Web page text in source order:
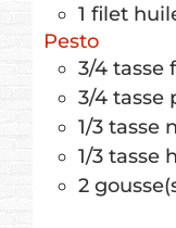
1 filet
Pesto
3/4 tasse
3/4 tasse
1/3 tasse
1/3 tasse
2